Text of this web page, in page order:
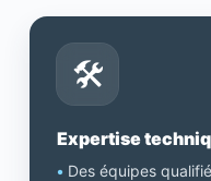
🛠️
Expertise
• Des équipes